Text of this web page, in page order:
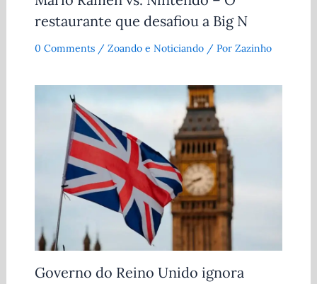
restaurante que desafiou a Big N
0 Comments / Zoando e Noticiando/ Por Zazinho
Governo do Reino Unido ignora